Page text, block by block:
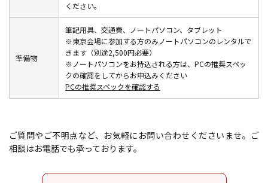
ください。
準備物
筆記用具、交通費、ノートパソコン、タブレット
※東京会場に参加する方のみノートパソコンのレンタルで
きます（別途2,500円必要）
※ノートパソコンをお持込される方は、PCの推奨スペッ
クの確認をしてからお申込みください
PCの推奨スペックを確認する
ご質問やご不明点など、お気軽にお問い合わせくださいませ。 ご
相談はお電話でも承っております。